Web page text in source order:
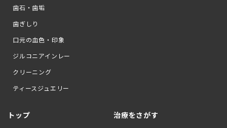
歯石・歯垢
歯ぎしり
口元の血色・印象
ジルコニアインレー
クリーニング
ティースジュエリー
トップ
治療をさがす